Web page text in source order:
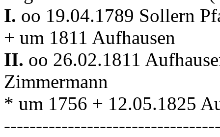
I. oo 19.04.1789 Sollern
+ um 1811 Aufhausen
II. oo 26.02.1811
Zimmermann
* um 1756 + 12.05.1825